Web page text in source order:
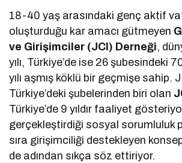
18-40 yaş arasındaki genç aktif
oluşturduğu kar amacı gütmeyen
ve Girişimciler (JCI) Derneği,
yılı, Türkiye’de ise 26 şubesindeki
yılı aşmış köklü bir geçmişe sahip.
Türkiye’deki şubelerinden biri olan
Türkiye’de 9 yıldır faaliyet
gerçekleştirdiği sosyal sorumluluk
sıra girişimciliği destekleyen
de adından sıkça söz ettiriyor.